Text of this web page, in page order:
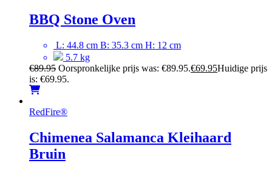
BBQ Stone Oven
L: 44.8 cm B: 35.3 cm H: 12 cm
5.7 kg
€89.95 Oorspronkelijke prijs was: €89.95.€69.95Huidige prijs
is: €69.95.
RedFire®
Chimenea Salamanca Kleihaard
Bruin